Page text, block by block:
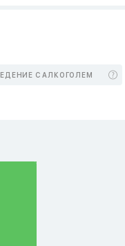
С АЛКОГОЛЕМ